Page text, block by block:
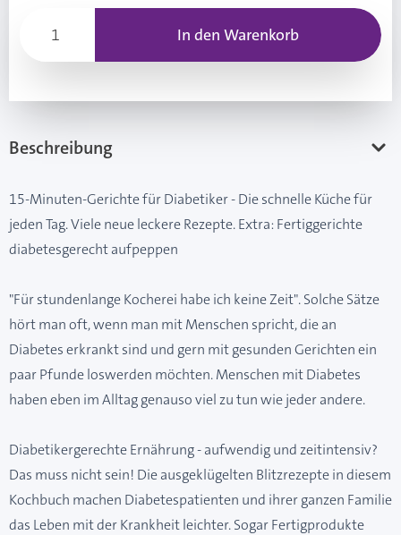
In den Warenkorb
Beschreibung
15-Minuten-Gerichte für Diabetiker - Die schnelle Küche für
jeden Tag. Viele neue leckere Rezepte. Extra: Fertiggerichte
diabetesgerecht aufpeppen
"Für stundenlange Kocherei habe ich keine Zeit". Solche Sätze
hört man oft, wenn man mit Menschen spricht, die an
Diabetes erkrankt sind und gern mit gesunden Gerichten ein
paar Pfunde loswerden möchten. Menschen mit Diabetes
haben eben im Alltag genauso viel zu tun wie jeder andere.
Diabetikergerechte Ernährung - aufwendig und zeitintensiv?
Das muss nicht sein! Die ausgeklügelten Blitzrezepte in diesem
Kochbuch machen Diabetespatienten und ihrer ganzen Familie
das Leben mit der Krankheit leichter. Sogar Fertigprodukte